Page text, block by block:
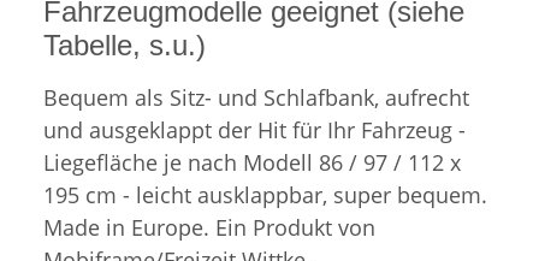
Fahrzeugmodelle geeignet (siehe
Tabelle, s.u.)
Bequem als Sitz- und Schlafbank, aufrecht
und ausgeklappt der Hit für Ihr Fahrzeug -
Liegefläche je nach Modell 86 / 97 / 112 x
195 cm - leicht ausklappbar, super bequem.
Made in Europe. Ein Produkt von